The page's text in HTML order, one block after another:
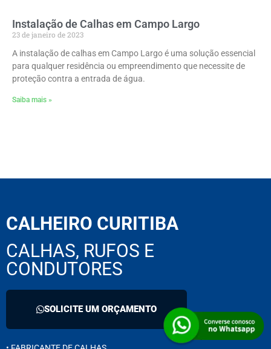
Instalação de Calhas em Campo Largo
23 de janeiro de 2023
A instalação de calhas em Campo Largo é uma solução essencial
para qualquer residência ou empreendimento que necessite de
proteção contra a entrada de água.
Saiba mais »
CALHEIRO CURITIBA
CALHAS, RUFOS E
CONDUTORES
SOLICITE UM ORÇAMENTO